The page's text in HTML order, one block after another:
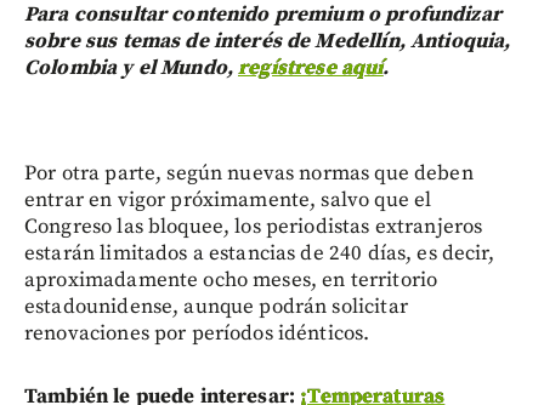
Para consultar contenido premium o profundizar
sobre sus temas de interés de Medellín, Antioquia,
Colombia y el Mundo,regístrese aquí.
Por otra parte, según nuevas normas que deben
entrar en vigor próximamente, salvo que el
Congreso las bloquee, los periodistas extranjeros
estarán limitados a estancias de 240 días, es decir,
aproximadamente ocho meses, en territorio
estadounidense, aunque podrán solicitar
renovaciones por períodos idénticos.
También le puede interesar: ¡Temperaturas